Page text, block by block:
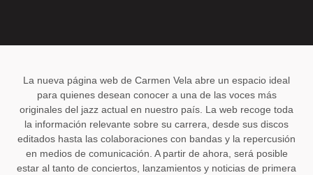
La nueva página web de Carmen Vela abre un espacio ideal
para quienes desean conocer a una de las voces más
originales del jazz actual en nuestro país. La web recoge toda
la información relevante sobre su carrera, desde sus discos
editados hasta las colaboraciones con bandas y la repercusión
en medios de comunicación. A partir de ahora, será posible
estar al tanto de conciertos, lanzamientos y noticias de primera